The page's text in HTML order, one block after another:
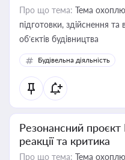
Про що тема: Тема
підготовки, здійснення
об’єктів будівництва
Будівельна діяльність
Резонансний проєкт
реакції та критика
Про що тема: Тема